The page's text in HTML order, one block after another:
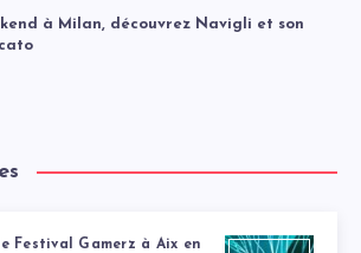
à Milan, découvrez Navigli et son
Festival Gamerz à Aix en